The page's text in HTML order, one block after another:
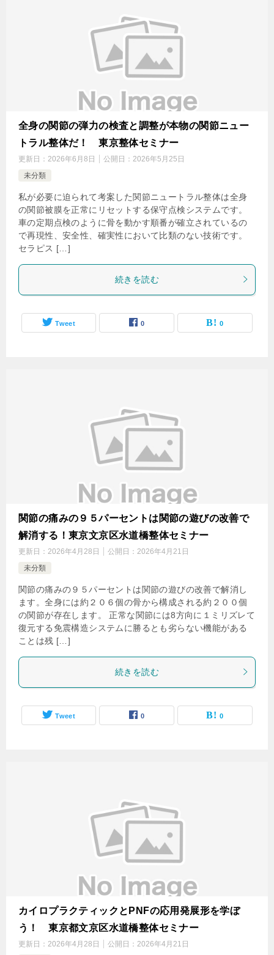
全身の関節の弾力の検査と調整が本物の関節ニュー
トラル整体だ！ 東京整体セミナー
更新日： 2026年6月8日 公開日： 2026年5月25日
未分類
私が必要に迫られて考案した関節ニュートラル整体は全身
の関節被膜を正常にリセットする保守点検システムです。
車の定期点検のように骨を動かす順番が確立されているの
で再現性、安全性、確実性において比類のない技術です。
セラピス […]
続きを読む
Tweet 0 0
関節の痛みの９５パーセントは関節の遊びの改善で
解消する！東京文京区水道橋整体セミナー
更新日： 2026年4月28日 公開日： 2026年4月21日
未分類
関節の痛みの９５パーセントは関節の遊びの改善で解消し
ます。全身には約２０６個の骨から構成される約２００個
の関節が存在します。 正常な関節には8方向に１ミリズレて
復元する免震構造システムに勝るとも劣らない機能がある
ことは残 […]
続きを読む
Tweet 0 0
カイロプラクティックとPNFの応用発展形を学ぼ
う！ 東京都文京区水道橋整体セミナー
更新日： 2026年4月28日 公開日： 2026年4月21日